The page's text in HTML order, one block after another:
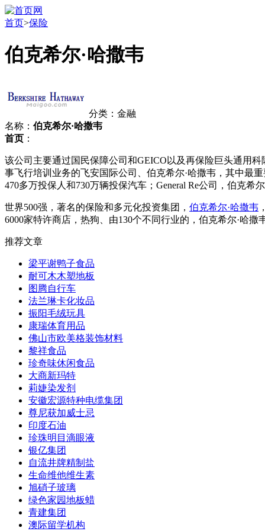
首页>保险
伯克希尔·哈撒韦
分类：金融
名称： 伯克希尔·哈撒韦
首页 ：
该公司主要通过国民保障公司和GEICO以及再保险巨头通用
事飞行培训业务的飞安国际公司、伯克希尔·哈撒韦，其中最
470多万投保人和730万辆投保汽车；General Re公司，伯克
世界500强，著名的保险和多元化投资集团， 伯克希尔·哈撒韦
6000家特许商店，热狗、由130个不同行业的，伯克希尔·哈
推荐文章
梁平谢鸭子食品
耐可木木塑地板
图腾自行车
法兰琳卡化妆品
振阳毛绒玩具
康瑞体育用品
佛山市欧美格装饰材料
黎祥食品
珍奇味休闲食品
大商新玛特
莉婕染发剂
安徽宏源特种电缆集团
尊尼获加威士忌
印度石油
珍珠明目滴眼液
银亿集团
自流井牌精制盐
生命维他维生素
旭硝子玻璃
绿色家园地板蜡
青建集团
澳际留学机构